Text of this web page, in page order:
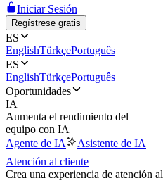
Iniciar Sesión
Regístrese gratis
ES
EnglishTürkçePortuguês
ES
EnglishTürkçePortuguês
Oportunidades
IA
Aumenta el rendimiento del
equipo con IA
Agente de IA
Asistente de IA
Atención al cliente
Crea una experiencia de atención al